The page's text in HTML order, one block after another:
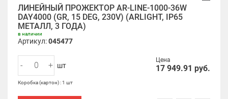
ЛИНЕЙНЫЙ ПРОЖЕКТОР AR-LINE-1000-36W
DAY4000 (GR, 15 DEG, 230V) (ARLIGHT, IP65
МЕТАЛЛ, 3 ГОДА)
в наличии
Артикул:045477
Цена
17 949.91 руб.
- + шт
Коробка (картон) : 1 шт